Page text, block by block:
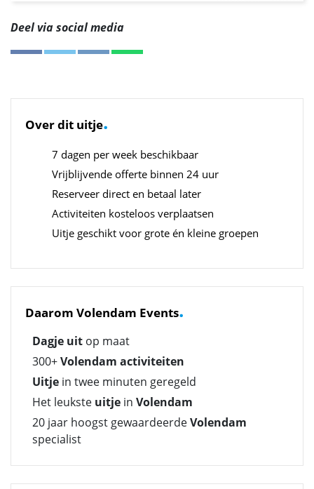
Deel via social media
Over dit uitje.
7 dagen per week beschikbaar
Vrijblijvende offerte binnen 24 uur
Reserveer direct en betaal later
Activiteiten kosteloos verplaatsen
Uitje geschikt voor grote én kleine groepen
Daarom Volendam Events.
Dagje uit op maat
300+Volendam activiteiten
Uitje in twee minuten geregeld
Het leukste uitje in Volendam
20 jaar hoogst gewaardeerdeVolendam
specialist